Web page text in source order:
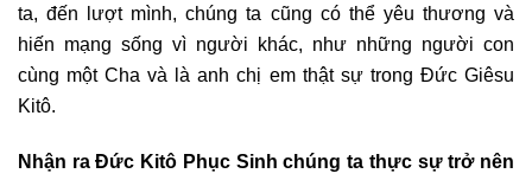
ta, đến lượt mình, chúng ta cũng có thể yêu thương và
hiến mạng sống vì người khác, như những người con
cùng một Cha và là anh chị em thật sự trong Đức Giêsu
Kitô.
Nhận ra Đức Kitô Phục Sinh chúng ta thực sự trở nên